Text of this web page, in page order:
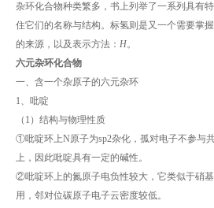
杂环化合物种类繁多，书上列举了一系列具有
住它们的名称与结构。标氢则是又一个需要掌
的来源，以及表示方法： H。
六元杂环化合物
一、含一个杂原子的六元杂环
1、吡啶
（1）结构与物理性质
①吡啶环上N原子为sp2杂化，孤对电子不参与
上，因此吡啶具有一定的碱性。
②吡啶环上的氮原子电负性较大，它类似于硝
用，邻对位碳原子电子云密度较低。